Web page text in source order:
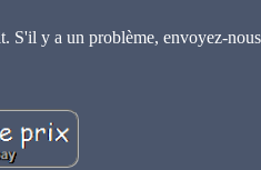
S'il y a un problème, envoyez-